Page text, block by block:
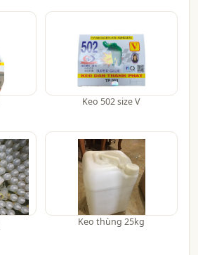
Keo 502 size V
Keo thùng 25kg